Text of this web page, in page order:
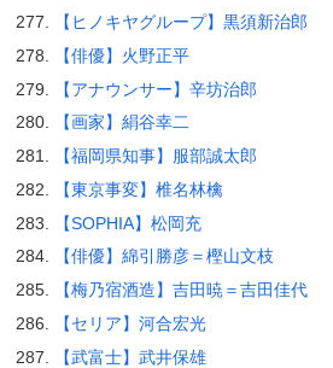
【ヒノキヤグループ】黒須新治郎
【俳優】火野正平
【アナウンサー】辛坊治郎
【画家】絹谷幸二
【福岡県知事】服部誠太郎
【東京事変】椎名林檎
【SOPHIA】松岡充
【俳優】綿引勝彦＝樫山文枝
【梅乃宿酒造】吉田暁＝吉田佳代
【セリア】河合宏光
【武富士】武井保雄